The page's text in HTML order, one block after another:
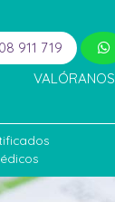
911 719
VALÓRANOS